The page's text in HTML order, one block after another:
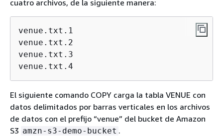
cuatro archivos, de la siguiente manera:
venue.txt.1
venue.txt.2
venue.txt.3
venue.txt.4
El siguiente comando COPY carga la tabla VENUE con
datos delimitados por barras verticales en los archivos
de datos con el prefijo “venue” del bucket de Amazon
S3 amzn-s3-demo-bucket .